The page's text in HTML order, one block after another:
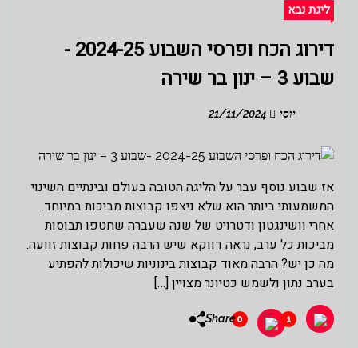
ליגת נבא
דירוג הכח ופרסי השבוע 2024-25 -
שבוע 3 – ינון בר שירה
יוסי
אז שבוע נוסף עבר על הליגה הטובה בעולם ובינתיים השינוי
המשמעותי ביותר הוא שלא ניצפו קבוצות מביכות במיוחד.
אחרי וושינגטון ודטרויט של שנה שעברה שחטפו תבוסות
מביכות כל ערב, נראה דווקא שיש הרבה פחות קבוצות זוועה.
מה כן יש? הרבה מאוד קבוצות בינוניות שיכולות להפתיע
בערב נתון ולשמש כטיונר מצויין […]
1
0
Share